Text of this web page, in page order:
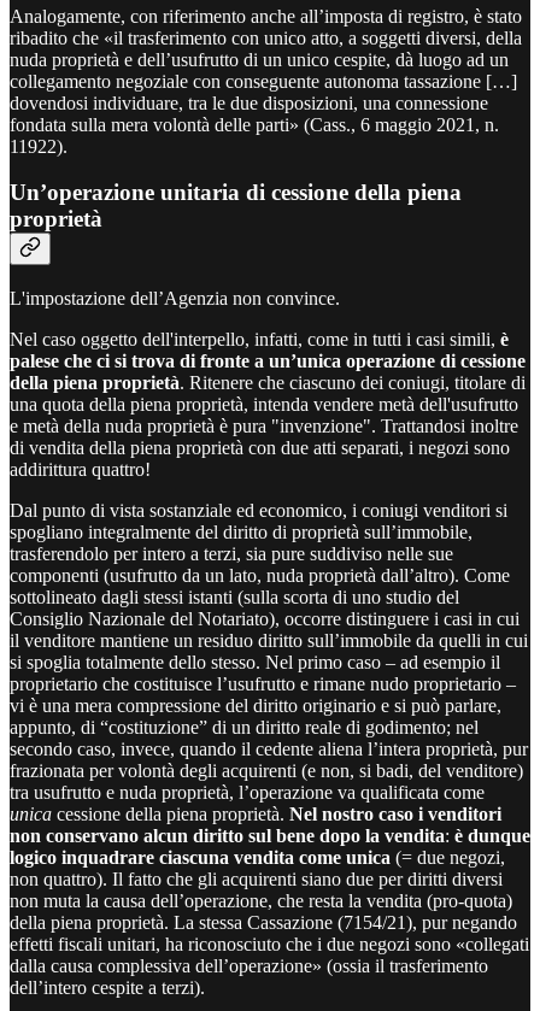
Analogamente, con riferimento anche all’imposta di registro, è stato
ribadito che «il trasferimento con unico atto, a soggetti diversi, della
nuda proprietà e dell’usufrutto di un unico cespite, dà luogo ad un
collegamento negoziale con conseguente autonoma tassazione […]
dovendosi individuare, tra le due disposizioni, una connessione
fondata sulla mera volontà delle parti» (Cass., 6 maggio 2021, n.
11922).
Un’operazione unitaria di cessione della piena
proprietà
L'impostazione dell’Agenzia non convince.
Nel caso oggetto dell'interpello, infatti, come in tutti i casi simili, è
palese che ci si trova di fronte a un’unica operazione di cessione
della piena proprietà. Ritenere che ciascuno dei coniugi, titolare di
una quota della piena proprietà, intenda vendere metà dell'usufrutto
e metà della nuda proprietà è pura "invenzione". Trattandosi inoltre
di vendita della piena proprietà con due atti separati, i negozi sono
addirittura quattro!
Dal punto di vista sostanziale ed economico, i coniugi venditori si
spogliano integralmente del diritto di proprietà sull’immobile,
trasferendolo per intero a terzi, sia pure suddiviso nelle sue
componenti (usufrutto da un lato, nuda proprietà dall’altro). Come
sottolineato dagli stessi istanti (sulla scorta di uno studio del
Consiglio Nazionale del Notariato), occorre distinguere i casi in cui
il venditore mantiene un residuo diritto sull’immobile da quelli in cui
si spoglia totalmente dello stesso. Nel primo caso – ad esempio il
proprietario che costituisce l’usufrutto e rimane nudo proprietario –
vi è una mera compressione del diritto originario e si può parlare,
appunto, di “costituzione” di un diritto reale di godimento; nel
secondo caso, invece, quando il cedente aliena l’intera proprietà, pur
frazionata per volontà degli acquirenti (e non, si badi, del venditore)
tra usufrutto e nuda proprietà, l’operazione va qualificata come
unica cessione della piena proprietà. Nel nostro caso i venditori
non conservano alcun diritto sul bene dopo la vendita: è dunque
logico inquadrare ciascuna vendita come unica (= due negozi,
non quattro). Il fatto che gli acquirenti siano due per diritti diversi
non muta la causa dell’operazione, che resta la vendita (pro-quota)
della piena proprietà. La stessa Cassazione (7154/21), pur negando
effetti fiscali unitari, ha riconosciuto che i due negozi sono «collegati
dalla causa complessiva dell’operazione» (ossia il trasferimento
dell’intero cespite a terzi).